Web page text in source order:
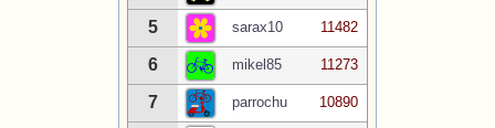
5 sarax10 11482
6 mikel85 11273
7 parrochu 10890